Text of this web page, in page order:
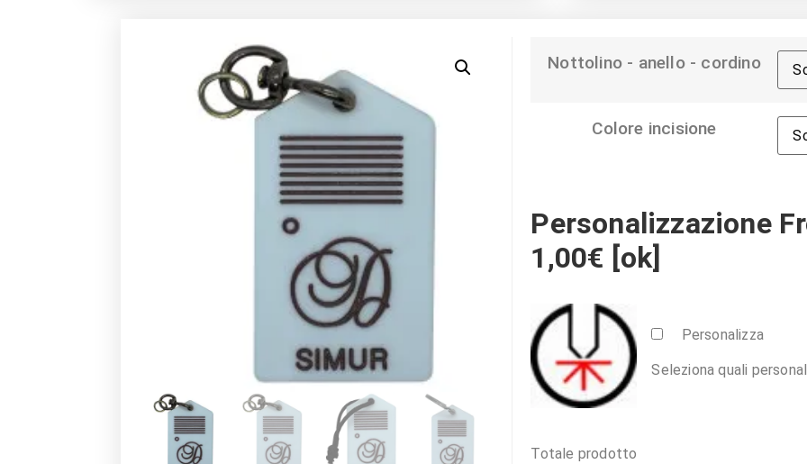
Nottolino - anello - cordino
Colore incisione
Personalizzazione
1,00€ [ok]
Personalizza
Seleziona quali
Totale prodotto